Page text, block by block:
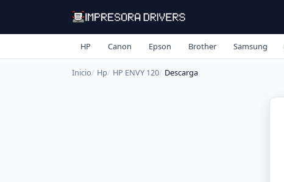
HP Canon Epson Brother Samsung
Inicio Hp HP ENVY 120 Descarga